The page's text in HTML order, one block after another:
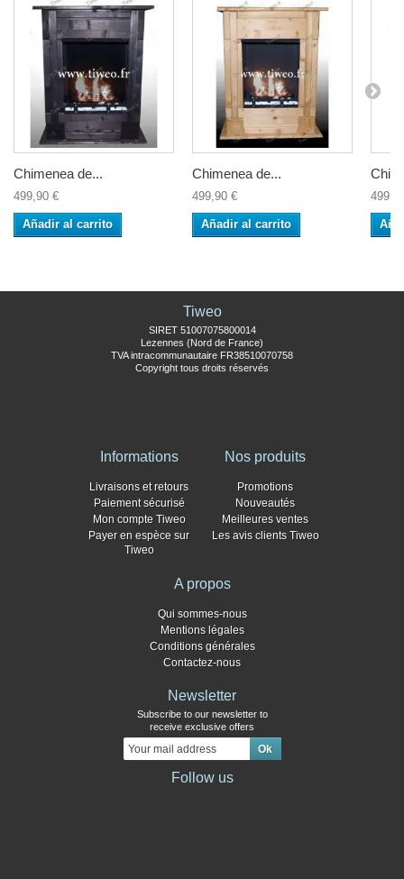
Chimenea de...
499,90 €
Añadir al carrito
Chimenea de...
499,90 €
Añadir al carrito
Tiweo
SIRET 51007075800014
Lezennes (Nord de France)
TVA intracommunautaire FR38510070758
Copyright tous droits réservés
Informations
Livraisons et retours
Paiement sécurisé
Mon compte Tiweo
Payer en espèce sur
Tiweo
Nos produits
Promotions
Nouveautés
Meilleures ventes
Les avis clients Tiweo
A propos
Qui sommes-nous
Mentions légales
Conditions générales
Contactez-nous
Newsletter
Subscribe to our newsletter to
receive exclusive offers
Follow us